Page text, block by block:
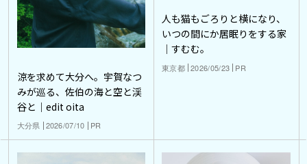
涼を求めて大分へ。宇賀なつ
みが巡る、佐伯の海と空と渓
谷と｜edit oita
大分県 2026/07/10 PR
人も猫もごろりと横になり、
いつの間にか居眠りをする家
｜すむむ。
東京都 2026/05/23 PR